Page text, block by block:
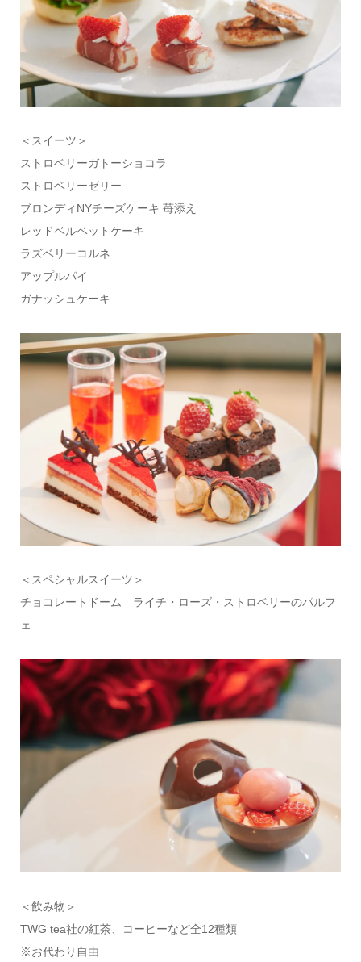
＜スイーツ＞
ストロベリーガトーショコラ
ストロベリーゼリー
ブロンディNYチーズケーキ 苺添え
レッドベルベットケーキ
ラズベリーコルネ
アップルパイ
ガナッシュケーキ
＜スペシャルスイーツ＞
チョコレートドーム ライチ・ローズ・ストロベリーのパルフ
ェ
＜飲み物＞
TWG tea社の紅茶、コーヒーなど全12種類
※お代わり自由